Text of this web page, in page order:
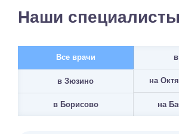
Наши специалисты
Все врачи
в Зюзино на
в Борисово на